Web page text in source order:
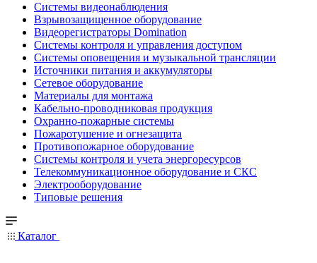
Системы видеонаблюдения
Взрывозащищенное оборудование
Видеорегистраторы Domination
Системы контроля и управления доступом
Системы оповещения и музыкальной трансляции
Источники питания и аккумуляторы
Сетевое оборудование
Материалы для монтажа
Кабельно-проводниковая продукция
Охранно-пожарные системы
Пожаротушение и огнезащита
Противопожарное оборудование
Системы контроля и учета энергоресурсов
Телекоммуникационное оборудование и СКС
Электрооборудование
Типовые решения
Каталог